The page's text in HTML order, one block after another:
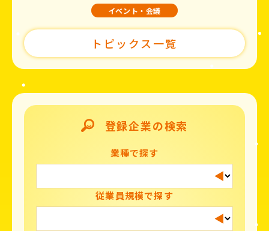
イベント・会議
トピックス一覧
登録企業の検索
業種で探す
従業員規模で探す